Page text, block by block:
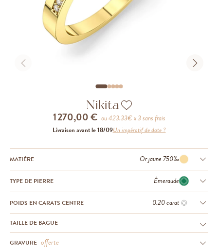
Nikita
1 270,00 € ou423.33€ x 3 sans frais
Livraison avant le 18/09Un impératif de date ?
MATIÈRE Or jaune 750‰
TYPE DE PIERRE Émeraude
POIDS EN CARATS CENTRE 0.20 carat
TAILLE DE BAGUE
GRAVURE offerte